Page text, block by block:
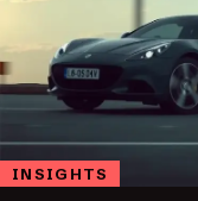
INSIGHTS